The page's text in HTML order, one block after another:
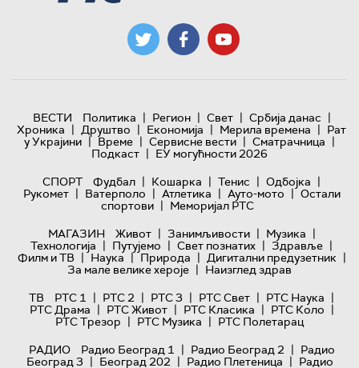
ВЕСТИ Политика | Регион | Свет | Србија данас |
Хроника | Друштво | Економија | Мерила времена | Рат
у Украјини | Време | Сервисне вести | Сматрачница |
Подкаст | ЕУ могућности 2026
СПОРТ
Фудбал | Кошарка | Тенис | Одбојка |
Рукомет | Ватерполо | Атлетика | Ауто-мото | Остали
спортови | Меморијал РТС
МАГАЗИН
Живот | Занимљивости | Музика |
Технологијa | Путујемо | Свет познатих | Здравље |
Филм и ТВ | Наука | Природа | Дигитални предузетник |
За мале велике хероје | Наизглед здрав
ТВ
РТС 1 | РТС 2 | РТС 3 | РТС Свет | РТС Наука |
РТС Драма | РТС Живот | РТС Класика | РТС Коло |
РТС Трезор | РТС Музика | РТС Полетарац
РАДИО
Радио Београд 1 | Радио Београд 2 | Радио
Београд 3 | Београд 202 | Радио Плетеница | Радио